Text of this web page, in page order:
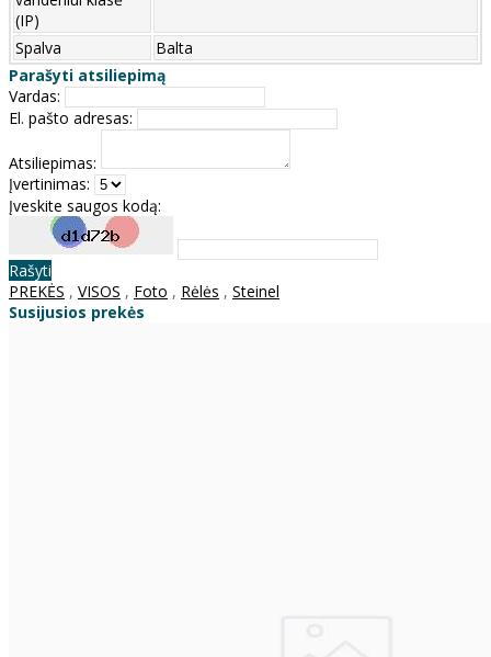
(IP)
Spalva
Balta
Parašyti atsiliepimą
Vardas:
El. pašto adresas:
Atsiliepimas:
Įvertinimas:
Įveskite saugos kodą:
Rašyti
PREKĖS , VISOS , Foto , Rėlės , Steinel
Susijusios prekės